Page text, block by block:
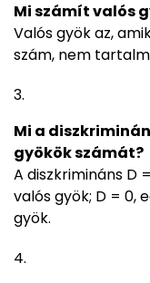
Mi számít valós
Valós gyök az,
szám, nem
Mi a
gyökök számát?
A diszkrimináns D
valós gyök; D = 0,
gyök.